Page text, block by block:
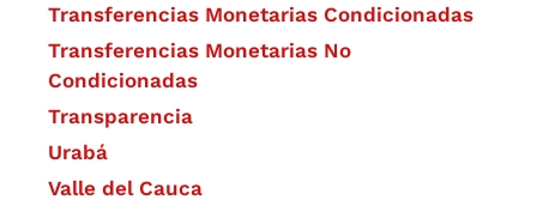
Transferencias Monetarias Condicionadas
Transferencias Monetarias No
Condicionadas
Transparencia
Urabá
Valle del Cauca